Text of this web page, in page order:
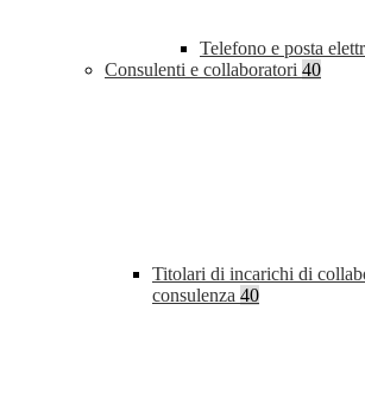
Telefono e posta
Consulenti e collaboratori 40
Titolari di incarichi di
consulenza 40